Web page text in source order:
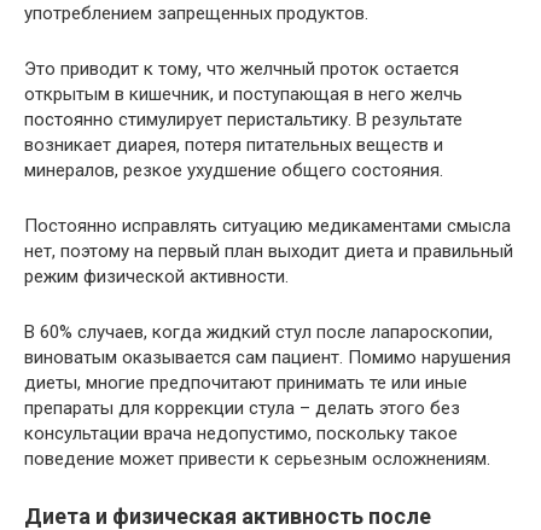
употреблением запрещенных продуктов.
Это приводит к тому, что желчный проток остается
открытым в кишечник, и поступающая в него желчь
постоянно стимулирует перистальтику. В результате
возникает диарея, потеря питательных веществ и
минералов, резкое ухудшение общего состояния.
Постоянно исправлять ситуацию медикаментами смысла
нет, поэтому на первый план выходит диета и правильный
режим физической активности.
В 60% случаев, когда жидкий стул после лапароскопии,
виноватым оказывается сам пациент. Помимо нарушения
диеты, многие предпочитают принимать те или иные
препараты для коррекции стула – делать этого без
консультации врача недопустимо, поскольку такое
поведение может привести к серьезным осложнениям.
Диета и физическая активность после